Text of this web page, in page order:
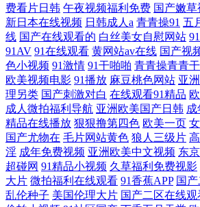
费看片日韩 午夜视频福利免费 国产嫩
新日本在线视频 日韩成人a 青青操91 五
线 国产在线观看的 白丝美女自慰网站
91AV 91在线观看 黄网站av在线 国产视
色小视频 91激情 91干啪啪 青青操青青干
欧美视频电影 91播放 麻豆桃色网站 亚
理另类 国产刺激对白 在线观看91精品
成人微拍福利导航 亚洲欧美国产日韩
精品在线播放 狠狠撸第四色 欧美一页
国产尤物在 毛片网站黄色 狼人三级片
淫 成年免费视频 亚洲欧美中文视频 东
超碰网 91精品小视频 久草福利免费视影
大片 微拍福利在线观看 91香蕉APP 国
乱伦种子 美国伦理大片 国产二区在线观